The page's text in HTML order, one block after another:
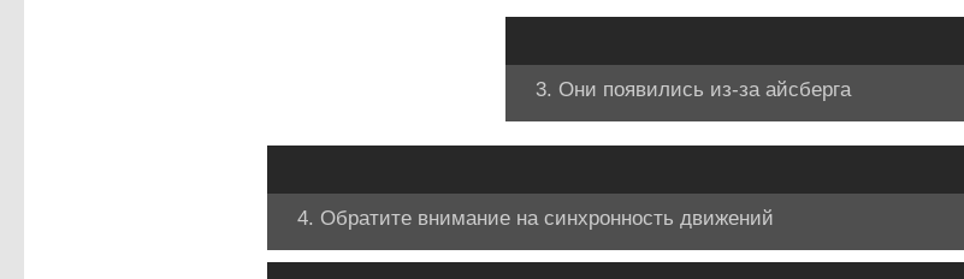
3. Они появились из-за айсберга
4. Обратите внимание на синхронность движений